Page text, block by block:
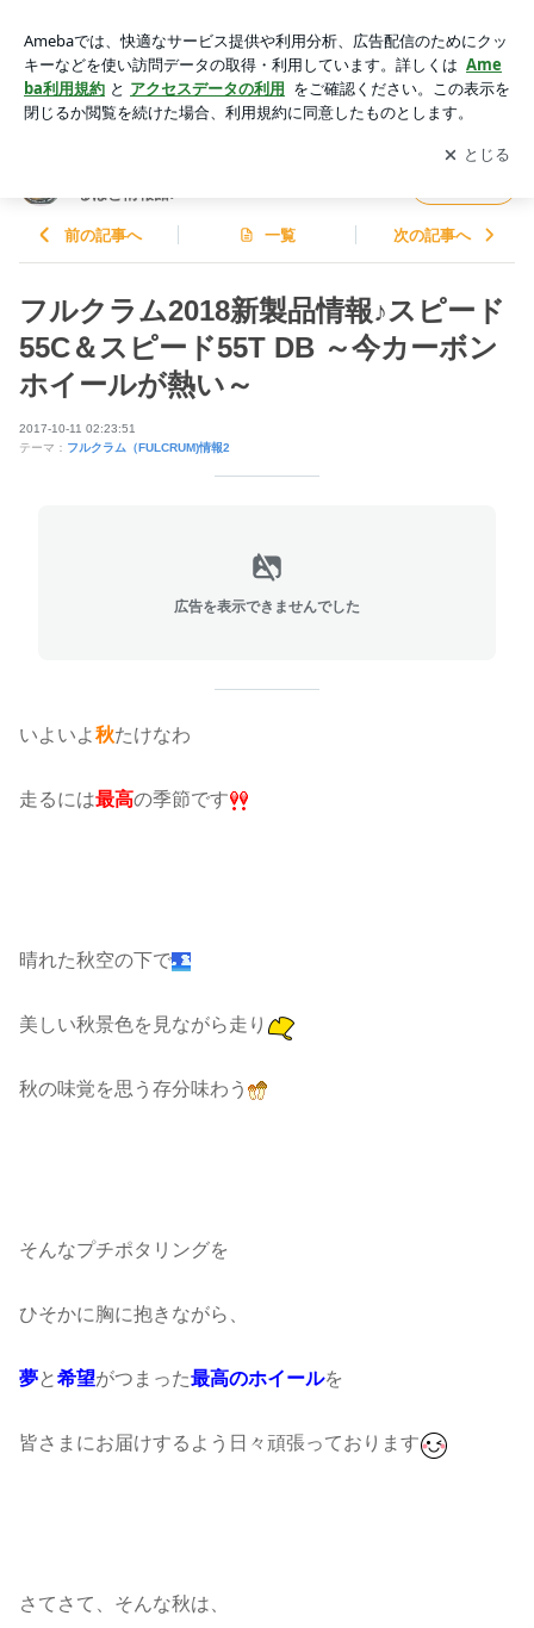
～今カーボンホイールが熱い～ | フルクラムホイール ファン必
見！Fulcrumなるほど情報館♪
アプリをダウンロードして ブログの更新通知
を受け取りまし
ょう。
開く
るほど情報館♪
前の記事へ 一覧 次の記事へ
フルクラム2018新製品情報♪スピード
55C＆スピード55T DB ～今カーボン
ホイールが熱い～
2017-10-11 02:23:51
テーマ： フルクラム（FULCRUM)情報2
広告を表示できませんでした
いよいよ秋たけなわ
走るには最高の季節です
晴れた秋空の下で
美しい秋景色を見ながら走り
秋の味覚を思う存分味わう
そんなプチポタリングを
ひそかに胸に抱きながら、
夢と希望がつまった最高のホイールを
皆さまにお届けするよう日々頑張っております
さてさて、そんな秋は、